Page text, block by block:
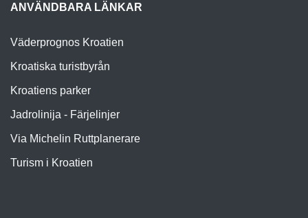
ANVÄNDBARA LÄNKAR
Väderprognos Kroatien
Kroatiska turistbyrån
Kroatiens parker
Jadrolinija - Färjelinjer
Via Michelin Ruttplanerare
Turism i Kroatien